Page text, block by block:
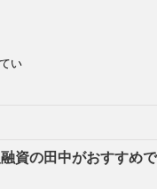
い
資の田中がおすすめで